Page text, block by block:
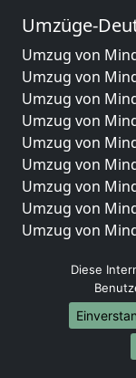
Umzüge-
Umzug von
Umzug von
Umzug von
Umzug von
Umzug von
Umzug von
Umzug von
Umzug von
Umzug von
Umzug von
Umzug von
Umzug von
Umzug von
Umzug von
Diese